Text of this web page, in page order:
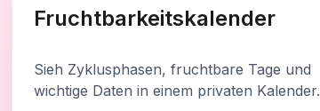
Fruchtbarkeitskalender
Sieh Zyklusphasen, fruchtbare Tage und
wichtige Daten in einem privaten Kalender.
Visuelle Zyklusansicht
Anzeigen der Zyklusphasen